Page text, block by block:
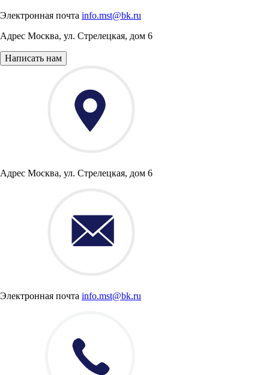
Электронная почта info.mst@bk.ru
Адрес Москва, ул. Стрелецкая, дом 6
Написать нам
Адрес Москва, ул. Стрелецкая, дом 6
Электронная почта info.mst@bk.ru